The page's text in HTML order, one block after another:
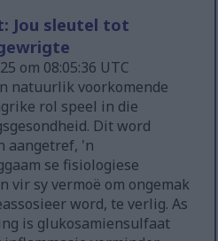
Jou sleutel tot
om 08:05:36 UTC
natuurlik voorkomende
rol speel in die
Dit word
aangetref, 'n
se fisiologiese
vir sy vermoë om ongemak
word, te verlig. As
is glukosamiensulfaat